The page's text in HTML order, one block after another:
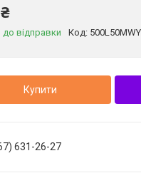
відправки Код: 500L50MWY
Купити
631-26-27